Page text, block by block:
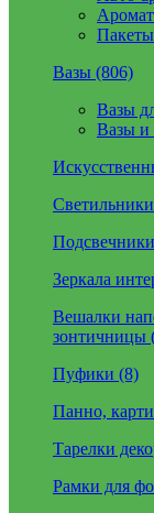
Вазы (806)
Вазы
Вазы и
Зеркала
Вешалки
зонтичницы
Пуфики (8)
Панно,
Тарелки
Рамки для